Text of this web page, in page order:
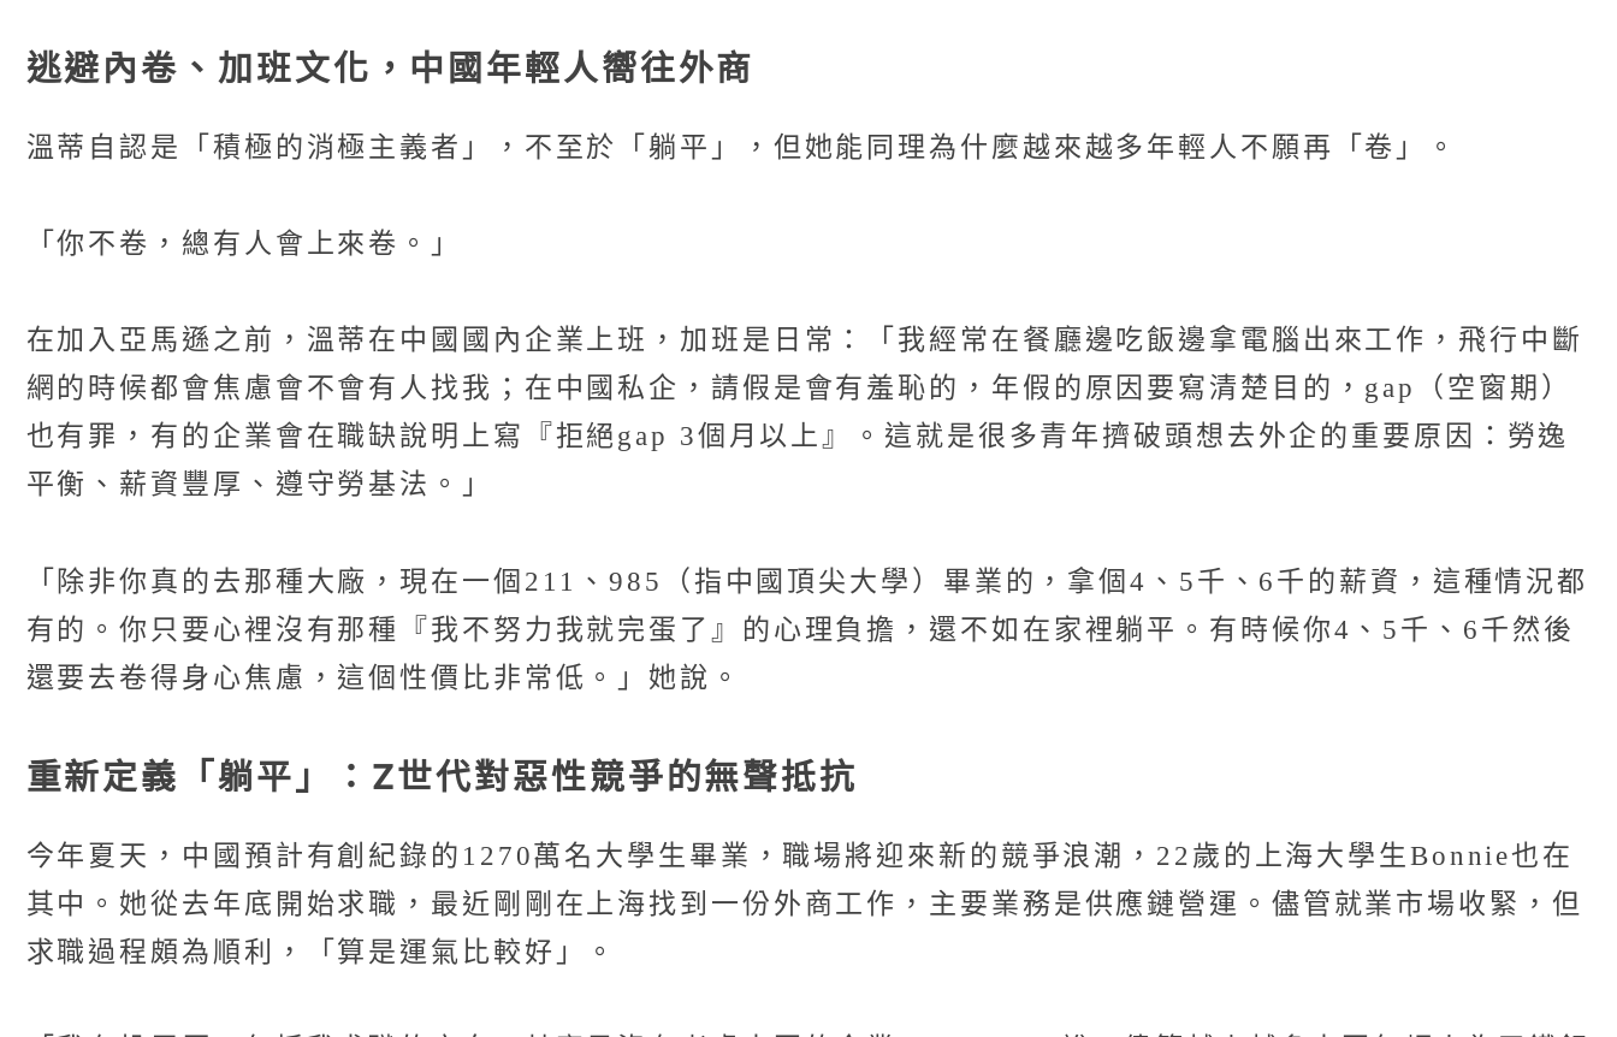
逃避內卷、加班文化，中國年輕人嚮往外商
溫蒂自認是「積極的消極主義者」，不至於「躺平」，但她能同理為什麼越來越多年輕人不願再「卷」。
「你不卷，總有人會上來卷。」
在加入亞馬遜之前，溫蒂在中國國內企業上班，加班是日常：「我經常在餐廳邊吃飯邊拿電腦出來工作，飛行中斷
網的時候都會焦慮會不會有人找我；在中國私企，請假是會有羞恥的，年假的原因要寫清楚目的，gap（空窗期）
也有罪，有的企業會在職缺說明上寫『拒絕gap 3個月以上』。這就是很多青年擠破頭想去外企的重要原因：勞逸
平衡、薪資豐厚、遵守勞基法。」
「除非你真的去那種大廠，現在一個211、985（指中國頂尖大學）畢業的，拿個4、5千、6千的薪資，這種情況都
有的。你只要心裡沒有那種『我不努力我就完蛋了』的心理負擔，還不如在家裡躺平。有時候你4、5千、6千然後
還要去卷得身心焦慮，這個性價比非常低。」她說。
重新定義「躺平」：Z世代對惡性競爭的無聲抵抗
今年夏天，中國預計有創紀錄的1270萬名大學生畢業，職場將迎來新的競爭浪潮，22歲的上海大學生Bonnie也在
其中。她從去年底開始求職，最近剛剛在上海找到一份外商工作，主要業務是供應鏈營運。儘管就業市場收緊，但
求職過程頗為順利，「算是運氣比較好」。